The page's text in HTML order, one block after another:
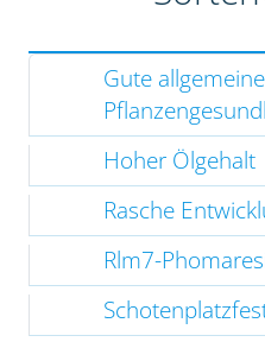
Gute allgemeine
Hoher Ölgehalt
Rasche
Rlm7-